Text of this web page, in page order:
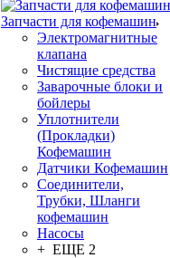
Запчасти для кофемашин
Электромагнитные
клапана
Чистящие средства
Заварочные блоки и
бойлеры
Уплотнители
(Прокладки)
Кофемашин
Датчики Кофемашин
Соединители,
Трубки, Шланги
кофемашин
Насосы
+ ЕЩЕ 2